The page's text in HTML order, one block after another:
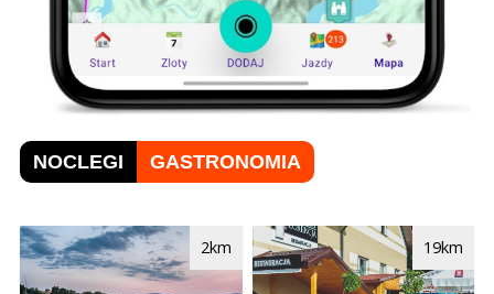
NOCLEGI GASTRONOMIA
2km 19km